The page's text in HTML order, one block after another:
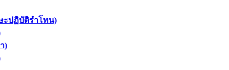
ะปฏิบัติรำโทน)
)